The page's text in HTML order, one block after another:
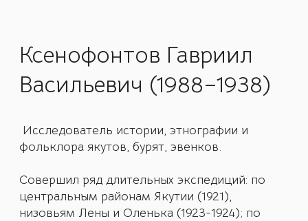
Ксенофонтов Гавриил
Васильевич (1988–1938)
Исследователь истории, этнографии и
фольклора якутов, бурят, эвенков.
Совершил ряд длительных экспедиций: по
центральным районам Якутии (1921),
низовьям Лены и Оленька (1923-1924); по